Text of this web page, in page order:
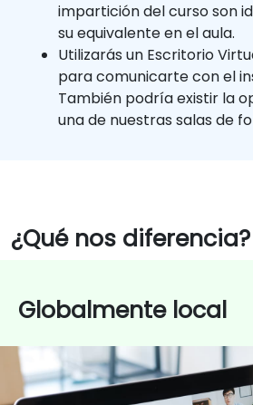
impartición del curso son
su equivalente en el aula.
Utilizarás un Escritorio
para comunicarte con el
También podría existir la
una de nuestras salas de
¿Qué nos diferencia?
Globalmente local